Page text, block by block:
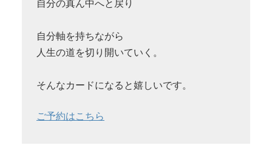
自分の真ん中へと戻り
自分軸を持ちながら
人生の道を切り開いていく。
そんなカードになると嬉しいです。
ご予約はこちら